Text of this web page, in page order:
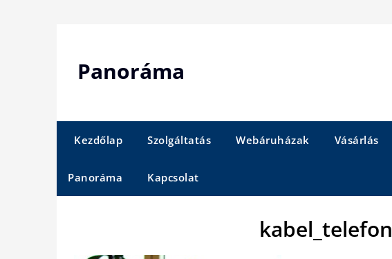
Panoráma
Kezdőlap Szolgáltatás Webáruházak Vásárlás
Panoráma Kapcsolat
kabel_telefon